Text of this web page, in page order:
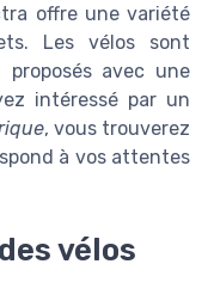
offre une variété
Les vélos sont
avec une
intéressé par un
, vous trouverez
à vos attentes
vélos